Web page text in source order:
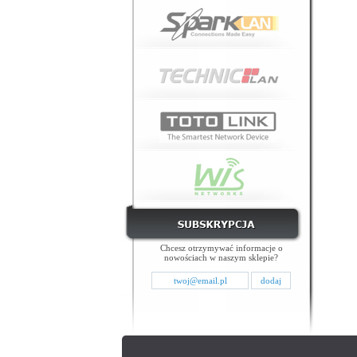
Chcesz otrzymywać informacje o
nowościach w naszym sklepie?